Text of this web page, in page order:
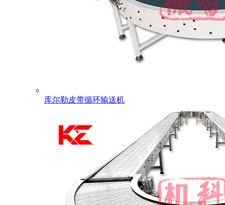
库尔勒皮带循环输送机